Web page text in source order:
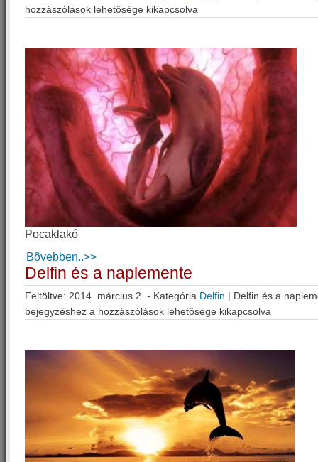
hozzászólások lehetősége kikapcsolva
Pocaklakó
Bõvebben..>>
Delfin és a naplemente
Feltöltve: 2014. március 2. - Kategória Delfin | Delfin és a
bejegyzéshez a hozzászólások lehetősége kikapcsolva